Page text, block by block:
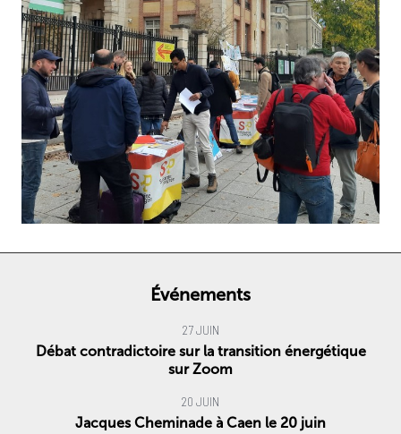
Événements
27 JUIN
Débat contradictoire sur la transition énergétique
sur Zoom
20 JUIN
Jacques Cheminade à Caen le 20 juin